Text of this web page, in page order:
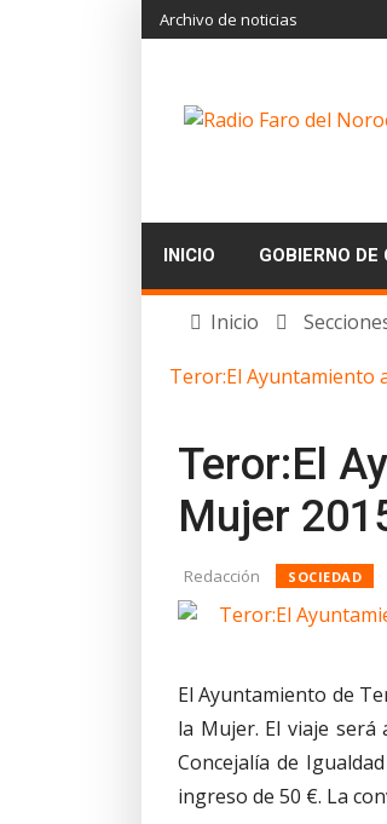
Archivo de noticias
INICIO GOBIERNO DE
Inicio
Teror:El Ayuntamiento
Teror:El
Mujer
Redacción SOCIEDAD
El Ayuntamiento de
la Mujer. El viaje será
Concejalía de
ingreso de 50 €. La